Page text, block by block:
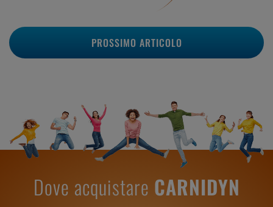
PROSSIMO ARTICOLO
Dove acquistare CARNIDYN